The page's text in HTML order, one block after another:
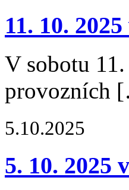
11. 10.
V sobotu
provozních
5.10.2025
5. 10. 2025